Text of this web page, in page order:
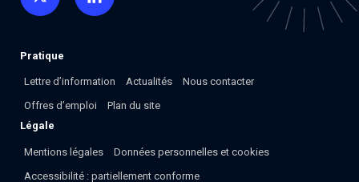
Pratique
Lettre d’information Actualités
Nous contacter
Offres d’emploi
Plan du site
Légale
Mentions légales
Données personnelles et cookies
Accessibilité : partiellement conforme